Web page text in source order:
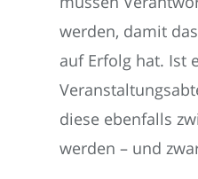
werden, damit
auf Erfolg hat. Ist
diese ebenfalls
werden – und